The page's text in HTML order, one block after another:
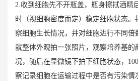
2.收到细胞先不开瓶盖，瓶身擦拭酒精
时（视细胞密度而定）稳定细胞状态
察细胞生长情况，并对细胞进行不同倍
就整体外观拍一张照片，观察培养基的
况，随后在显微镜下拍下细胞状态，
察记录细胞在运输过程中是否有污染情